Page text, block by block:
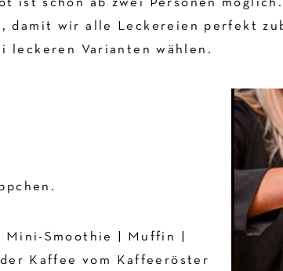
ist schon ab zwei Personen
damit wir alle Leckereien perfekt
leckeren Varianten wählen.
Mini-Smoothie | Muffin |
Kaffee vom Kaffeeröster